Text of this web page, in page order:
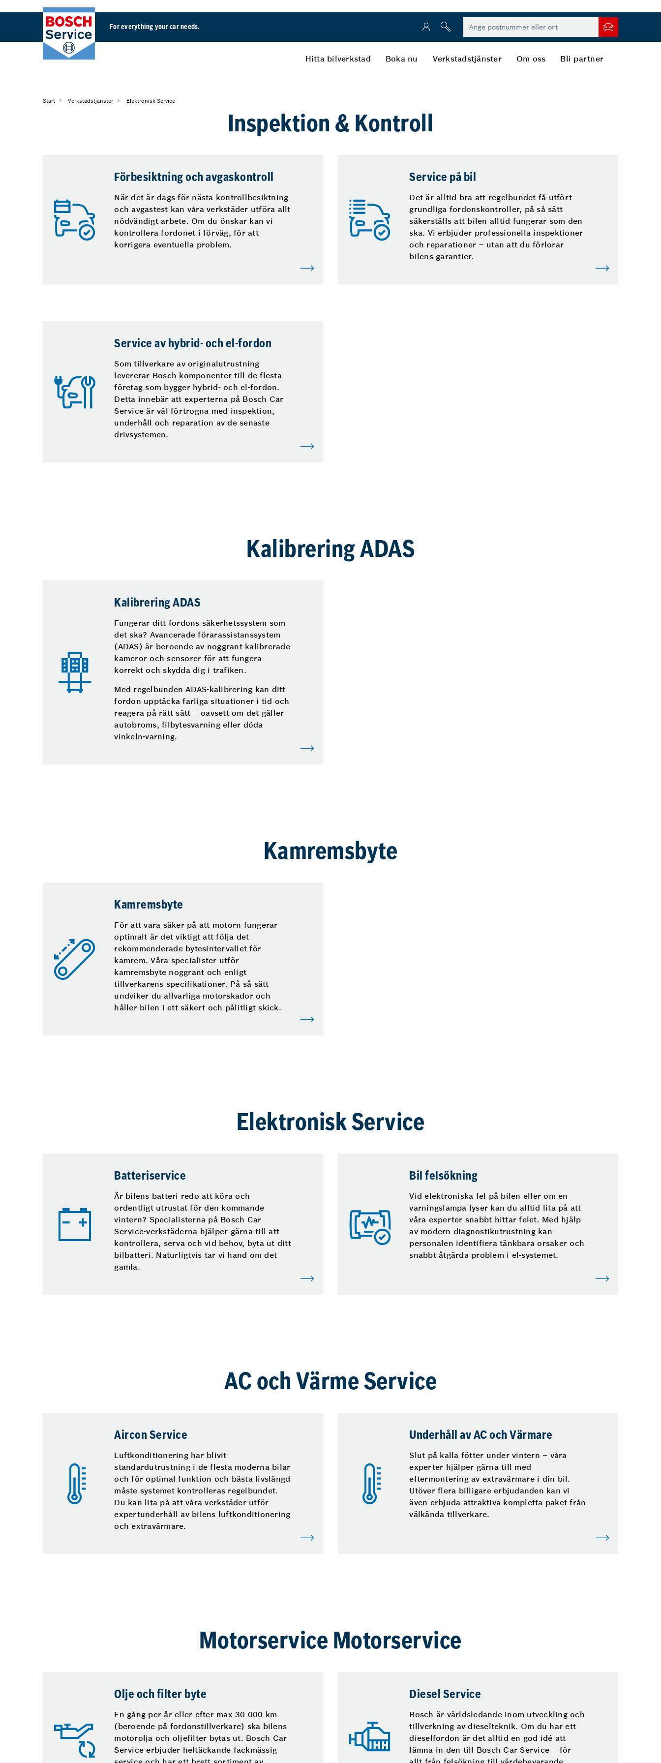
For everything your car needs.
Hitta bilverkstad Boka nu Verkstadstjänster Om oss Bli partner
Start Verkstadstjänster Elektronisk Service
Inspektion & Kontroll
Förbesiktning och avgaskontroll
När det är dags för nästa kontrollbesiktning
och avgastest kan våra verkstäder utföra allt
nödvändigt arbete. Om du önskar kan vi
kontrollera fordonet i förväg, för att
korrigera eventuella problem.
Service på bil
Det är alltid bra att regelbundet få utfört
grundliga fordonskontroller, på så sätt
säkerställs att bilen alltid fungerar som den
ska. Vi erbjuder professionella inspektioner
och reparationer – utan att du förlorar
bilens garantier.
Service av hybrid- och el-fordon
Som tillverkare av originalutrustning
levererar Bosch komponenter till de flesta
företag som bygger hybrid- och el-fordon.
Detta innebär att experterna på Bosch Car
Service är väl förtrogna med inspektion,
underhåll och reparation av de senaste
drivsystemen.
Kalibrering ADAS
Kalibrering ADAS
Fungerar ditt fordons säkerhetssystem som
det ska? Avancerade förarassistanssystem
(ADAS) är beroende av noggrant kalibrerade
kameror och sensorer för att fungera
korrekt och skydda dig i trafiken.
Med regelbunden ADAS-kalibrering kan ditt
fordon upptäcka farliga situationer i tid och
reagera på rätt sätt – oavsett om det gäller
autobroms, filbytesvarning eller döda
vinkeln-varning.
Kamremsbyte
Kamremsbyte
För att vara säker på att motorn fungerar
optimalt är det viktigt att följa det
rekommenderade bytesintervallet för
kamrem. Våra specialister utför
kamremsbyte noggrant och enligt
tillverkarens specifikationer. På så sätt
undviker du allvarliga motorskador och
håller bilen i ett säkert och pålitligt skick.
Elektronisk Service
Batteriservice
Är bilens batteri redo att köra och
ordentligt utrustat för den kommande
vintern? Specialisterna på Bosch Car
Service-verkstäderna hjälper gärna till att
kontrollera, serva och vid behov, byta ut ditt
bilbatteri. Naturligtvis tar vi hand om det
gamla.
Bil felsökning
Vid elektroniska fel på bilen eller om en
varningslampa lyser kan du alltid lita på att
våra experter snabbt hittar felet. Med hjälp
av modern diagnostikutrustning kan
personalen identifiera tänkbara orsaker och
snabbt åtgärda problem i el-systemet.
AC och Värme Service
Aircon Service
Luftkonditionering har blivit
standardutrustning i de flesta moderna bilar
och för optimal funktion och bästa livslängd
måste systemet kontrolleras regelbundet.
Du kan lita på att våra verkstäder utför
expertunderhåll av bilens luftkonditionering
och extravärmare.
Underhåll av AC och Värmare
Slut på kalla fötter under vintern – våra
experter hjälper gärna till med
eftermontering av extravärmare i din bil.
Utöver flera billigare erbjudanden kan vi
även erbjuda attraktiva kompletta paket från
välkända tillverkare.
Motorservice Motorservice
Olje och filter byte
En gång per år eller efter max 30 000 km
(beroende på fordonstillverkare) ska bilens
motorolja och oljefilter bytas ut. Bosch Car
Service erbjuder heltäckande fackmässig
Diesel Service
Bosch är världsledande inom utveckling och
tillverkning av dieselteknik. Om du har ett
dieselfordon är det alltid en god idé att
lämna in den till Bosch Car Service – för